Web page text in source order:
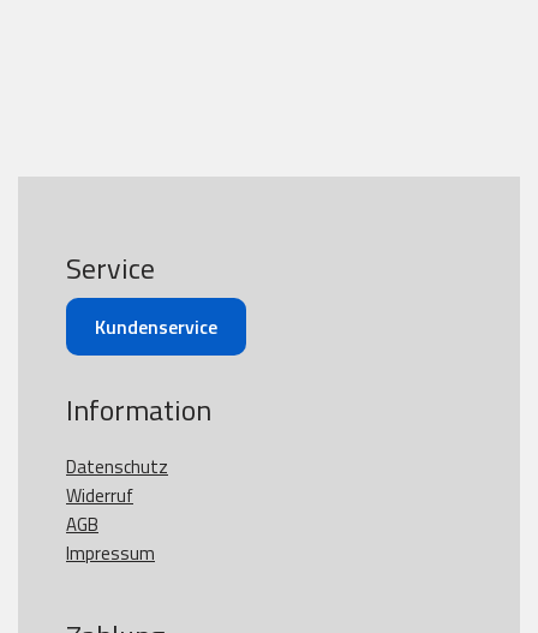
Service
Kundenservice
Information
Datenschutz
Widerruf
AGB
Impressum